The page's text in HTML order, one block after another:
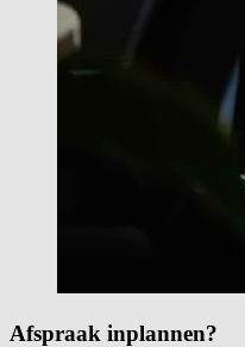
Afspraak inplannen?